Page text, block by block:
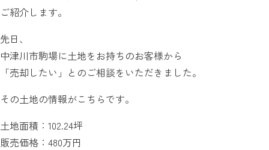
ご紹介します。
先日、
中津川市駒場に土地をお持ちのお客様から
「売却したい」とのご相談をいただきました。
その土地の情報がこちらです。
土地面積：102.24坪
販売価格：480万円